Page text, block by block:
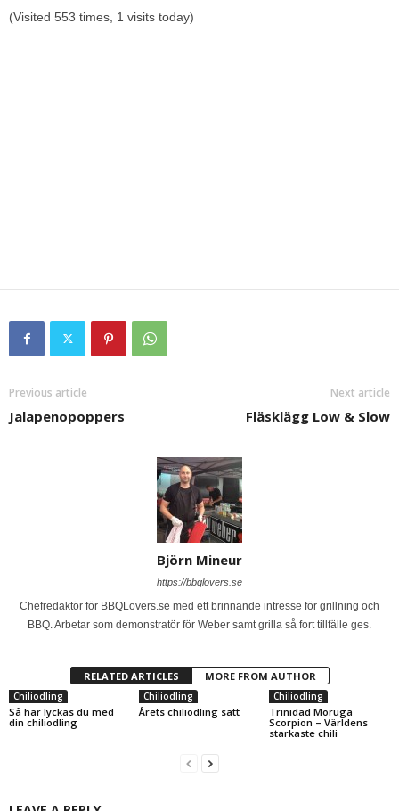
(Visited 553 times, 1 visits today)
Previous article
Jalapenopoppers
Next article
Fläsklägg Low & Slow
Björn Mineur
https://bbqlovers.se
Chefredaktör för BBQLovers.se med ett brinnande intresse för grillning och
BBQ. Arbetar som demonstratör för Weber samt grilla så fort tillfälle ges.
RELATED ARTICLES MORE FROM AUTHOR
Chiliodling
Så här lyckas du med
din chiliodling
Chiliodling
Årets chiliodling satt
Chiliodling
Trinidad Moruga
Scorpion – Världens
starkaste chili